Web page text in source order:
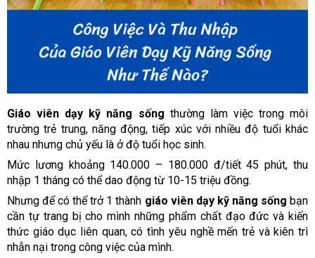
Giáo viên dạy kỹ năng sống thường làm việc trong môi
trường trẻ trung, năng động, tiếp xúc với nhiều độ tuổi khác
nhau nhưng chủ yếu là ở độ tuổi học sinh.
Mức lương khoảng 140.000 – 180.000 đ/tiết 45 phút, thu
nhập 1 tháng có thể dao động từ 10-15 triệu đồng.
Nhưng để có thể trở 1 thành giáo viên dạy kỹ năng sống bạn
cần tự trang bị cho mình những phẩm chất đạo đức và kiến
thức giáo dục liên quan, có tình yêu nghề mến trẻ và kiên trì
nhẫn nại trong công việc của mình.